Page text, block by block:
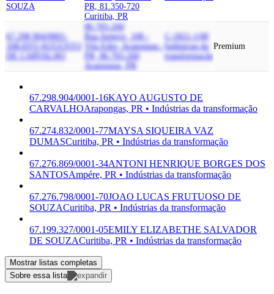
SOUZA
PR, 81.350-720
Curitiba, PR
67.298.904/0001-
16KAYO AUGUSTO
DE CARVALHO
86.705-260
Rua Apterix, 108 -
Vila Edio, Arapongas -
PR, 86.705-260
Arapongas, PR
C-1821-1/00
Indústrias da
transformação
Premium
67.298.904/0001-16KAYO AUGUSTO DE
CARVALHOArapongas, PR • Indústrias da transformação
67.274.832/0001-77MAYSA SIQUEIRA VAZ
DUMASCuritiba, PR • Indústrias da transformação
67.276.869/0001-34ANTONI HENRIQUE BORGES DOS
SANTOSAmpére, PR • Indústrias da transformação
67.276.798/0001-70JOAO LUCAS FRUTUOSO DE
SOUZACuritiba, PR • Indústrias da transformação
67.199.327/0001-05EMILY ELIZABETHE SALVADOR
DE SOUZACuritiba, PR • Indústrias da transformação
Mostrar listas completas
Sobre essa lista